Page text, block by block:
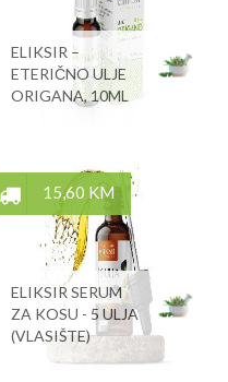
ELIKSIR –
ETERIČNO ULJE
ORIGANA, 10ML
15,60 KM
ELIKSIR SERUM
ZA KOSU - 5 ULJA
(VLASIŠTE)